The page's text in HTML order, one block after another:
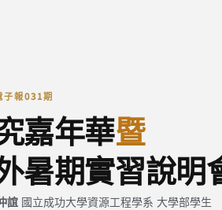
子報031期
嘉年華暨
暑期實習說明
誼 國立成功大學資源工程學系 大學部學生